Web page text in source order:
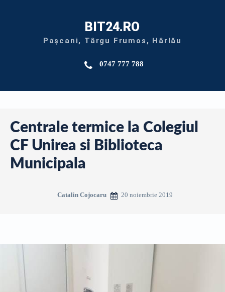
BIT24.RO
Pașcani, Târgu Frumos, Hârlău
0747 777 788
Centrale termice la Colegiul
CF Unirea si Biblioteca
Municipala
Catalin Cojocaru 20 noiembrie 2019